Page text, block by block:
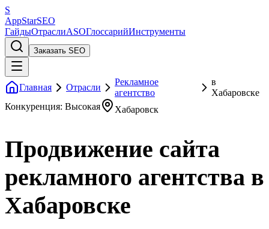
S
AppStarSEO
ГайдыОтраслиASOГлоссарийИнструменты
Заказать SEO
Главная Отрасли
Рекламное
агентство
в
Хабаровске
Конкуренция: Высокая
Хабаровск
Продвижение сайта
рекламного агентства в
Хабаровске